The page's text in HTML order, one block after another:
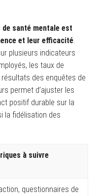
santé mentale est
et leur efficacité.
plusieurs indicateurs
les taux de
des enquêtes de
permet d’ajuster les
positif durable sur la
la fidélisation des
à suivre
questionnaires de